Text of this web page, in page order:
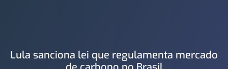
Lula sanciona lei que regulamenta mercado